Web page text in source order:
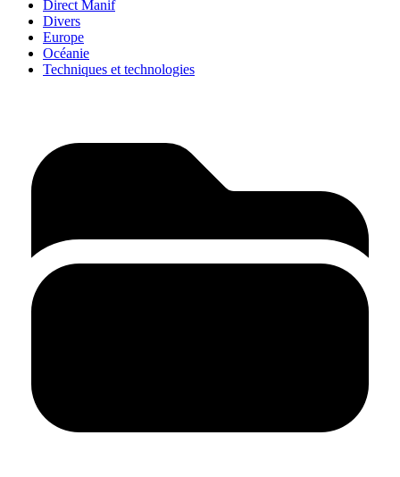
Direct Manif
Divers
Europe
Océanie
Techniques et technologies